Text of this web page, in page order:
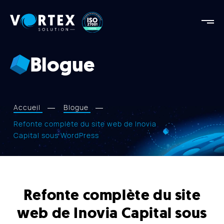
Vortex
Solution
Solution
AGENCE
SERVICES
APPROCHE
BLOGUE
Blogue
Accueil
Blogue
Refonte complète du site web de Inovia
Capital sous WordPress
Refonte complète du site
web de Inovia Capital sous